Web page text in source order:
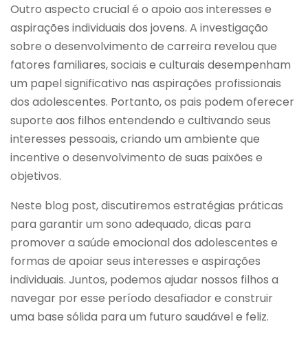
Outro aspecto crucial é o apoio aos interesses e
aspirações individuais dos jovens. A investigação
sobre o desenvolvimento de carreira revelou que
fatores familiares, sociais e culturais desempenham
um papel significativo nas aspirações profissionais
dos adolescentes. Portanto, os pais podem oferecer
suporte aos filhos entendendo e cultivando seus
interesses pessoais, criando um ambiente que
incentive o desenvolvimento de suas paixões e
objetivos.
Neste blog post, discutiremos estratégias práticas
para garantir um sono adequado, dicas para
promover a saúde emocional dos adolescentes e
formas de apoiar seus interesses e aspirações
individuais. Juntos, podemos ajudar nossos filhos a
navegar por esse período desafiador e construir
uma base sólida para um futuro saudável e feliz.